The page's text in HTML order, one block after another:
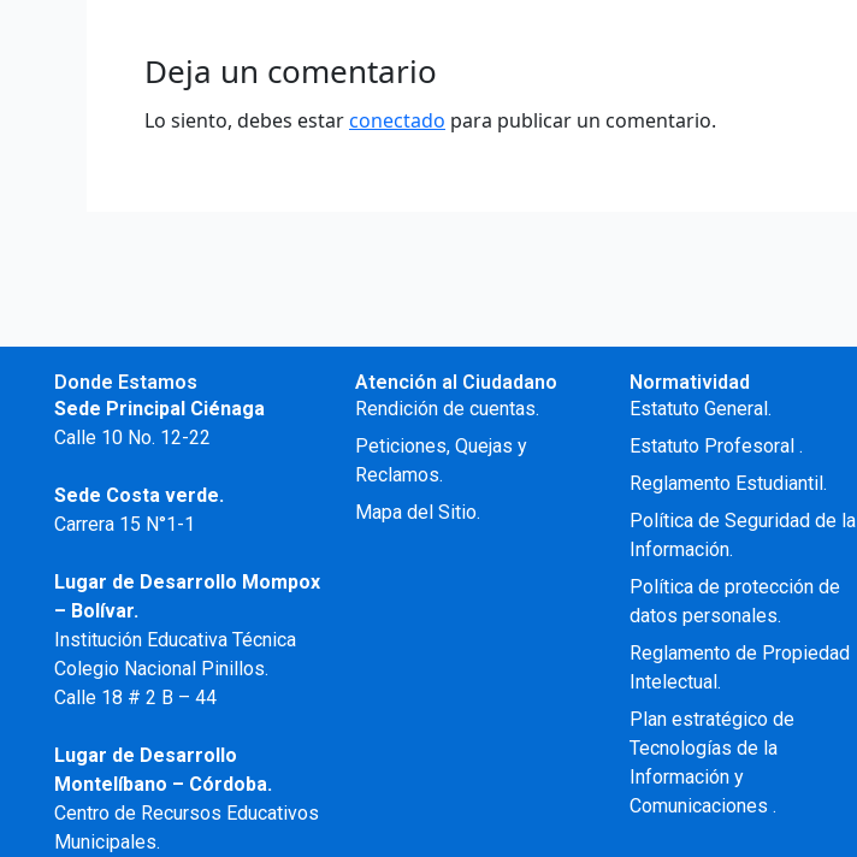
Deja un comentario
Lo siento, debes estarconectado para publicar un comentario.
Donde Estamos
Sede Principal Ciénaga
Calle 10 No. 12-22
Sede Costa verde.
Carrera 15 N°1-1
Lugar de Desarrollo Mompox
– Bolívar.
Institución Educativa Técnica
Colegio Nacional Pinillos.
Calle 18 # 2 B – 44
Lugar de Desarrollo
Montelíbano – Córdoba.
Centro de Recursos Educativos
Municipales.
Atención al Ciudadano
Rendición de cuentas.
Peticiones, Quejas y
Reclamos.
Mapa del Sitio.
Normatividad
Estatuto General.
Estatuto Profesoral .
Reglamento Estudiantil.
Política de Seguridad de la
Información.
Política de protección de
datos personales.
Reglamento de Propiedad
Intelectual .
Plan estratégico de
Tecnologías de la
Información y
Comunicaciones .